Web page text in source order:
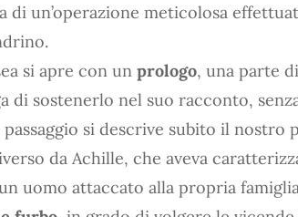
di un’operazione meticolosa
si apre con un prologo, una parte
di sostenerlo nel suo racconto,
si descrive subito il nostro
da Achille, che aveva
uomo attaccato alla propria